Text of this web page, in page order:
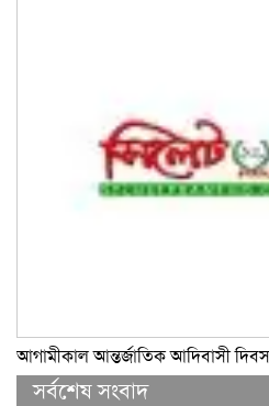
আগামীকাল আন্তর্জাতিক আদিবাসী
সর্বশেষ সংবাদ